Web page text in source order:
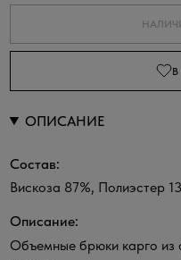
В
ОПИСАНИЕ
Состав:
Вискоза 87%, Полиэстер
Описание:
Объемные брюки карго из